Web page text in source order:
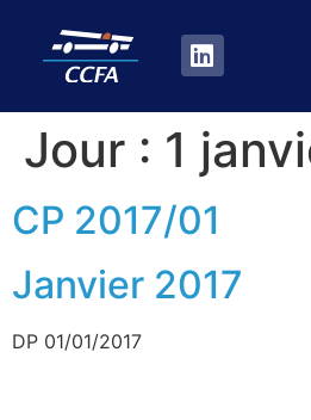
Jour : 1
CP 2017/01
Janvier 2017
DP 01/01/2017